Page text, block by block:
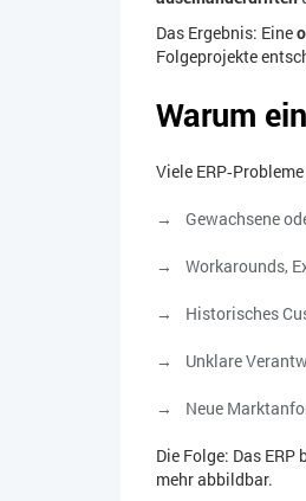
Das Ergebnis: Eine
Folgeprojekte
Warum
Viele
Gewachsene
Workarounds,
Historisches
Unklare
Neue
Die Folge: Das
mehr abbildbar.